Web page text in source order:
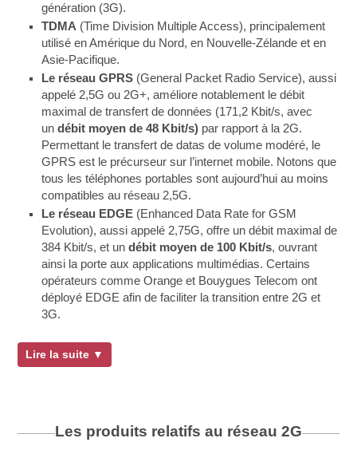
génération (3G).
TDMA (Time Division Multiple Access), principalement
utilisé en Amérique du Nord, en Nouvelle-Zélande et en
Asie-Pacifique.
Le réseau GPRS (General Packet Radio Service), aussi
appelé 2,5G ou 2G+, améliore notablement le débit
maximal de transfert de données (171,2 Kbit/s, avec
undébit moyen de 48 Kbit/s) par rapport à la 2G.
Permettant le transfert de datas de volume modéré, le
GPRS est le précurseur sur l’internet mobile. Notons que
tous les téléphones portables sont aujourd’hui au moins
compatibles au réseau 2,5G.
Le réseau EDGE (Enhanced Data Rate for GSM
Evolution), aussi appelé 2,75G, offre un débit maximal de
384 Kbit/s, et undébit moyen de 100 Kbit/s, ouvrant
ainsi la porte aux applications multimédias. Certains
opérateurs comme Orange et Bouygues Telecom ont
déployé EDGE afin de faciliter la transition entre 2G et
3G.
Lire la suite ▼
Les produits relatifs au réseau 2G